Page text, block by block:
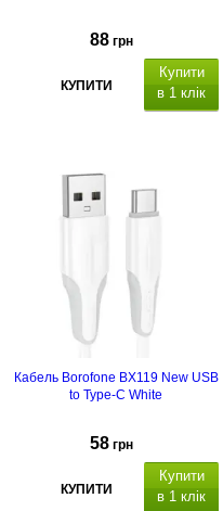
88 грн
КУПИТИ
Купити
в 1 клік
Кабель Borofone BX119 New USB
to Type-C White
58 грн
КУПИТИ
Купити
в 1 клік